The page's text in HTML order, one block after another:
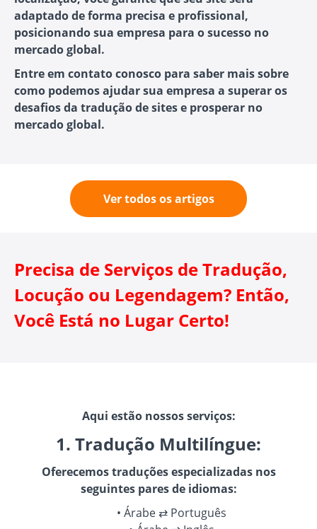
adaptado de forma precisa e profissional,
posicionando sua empresa para o sucesso no
mercado global.
Entre em contato conosco para saber mais sobre
como podemos ajudar sua empresa a superar os
desafios da tradução de sites e prosperar no
mercado global.
Ver todos os artigos
Precisa de Serviços de Tradução,
Locução ou Legendagem? Então,
Você Está no Lugar Certo!
Aqui estão nossos serviços:
1. Tradução Multilíngue:
Oferecemos traduções especializadas nos
seguintes pares de idiomas:
Árabe ⇄ Português